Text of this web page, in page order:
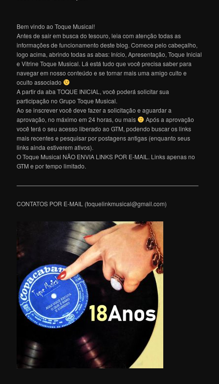
Bem vindo ao Toque Musical!
Antes de sair em busca do tesouro, leia com atenção todas as
informações de funcionamento deste blog. Comece pelo cabeçalho,
logo acima, abrindo todas as abas: Início, Apresentação, Toque Inicial
e Vitrine Toque Musical. Lá está tudo que você precisa saber para
navegar em nosso conteúdo e se tornar mais uma amigo culto e
oculto associado
A partir da aba TOQUE INICIAL, você poderá solicitar sua
participação no Grupo Toque Musical.
Ao se inscrever você deve fazer a solicitação e aguardar a
aprovação, no máximo em 24 horas, ou mais
Após a aprovação
você terá o seu acesso liberado ao GTM, podendo buscar os links
mais recentes e pesquisar por postagens antigas (enquanto seus
links ainda estiverem ativos).
O Toque Musical NÃO ENVIA LINKS POR E-MAIL. Links apenas no
GTM e por tempo limitado.
———————————————————————————————
CONTATOS POR E-MAIL (toquelinkmusical@gmail.com)